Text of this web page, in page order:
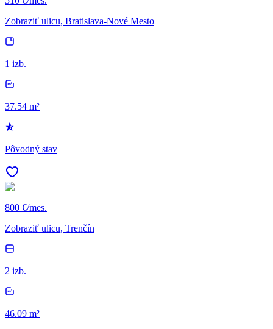
Zobraziť ulicu, Bratislava-Nové Mesto
1 izb.
37.54 m²
Pôvodný stav
800 €/mes.
Zobraziť ulicu, Trenčín
2 izb.
46.09 m²